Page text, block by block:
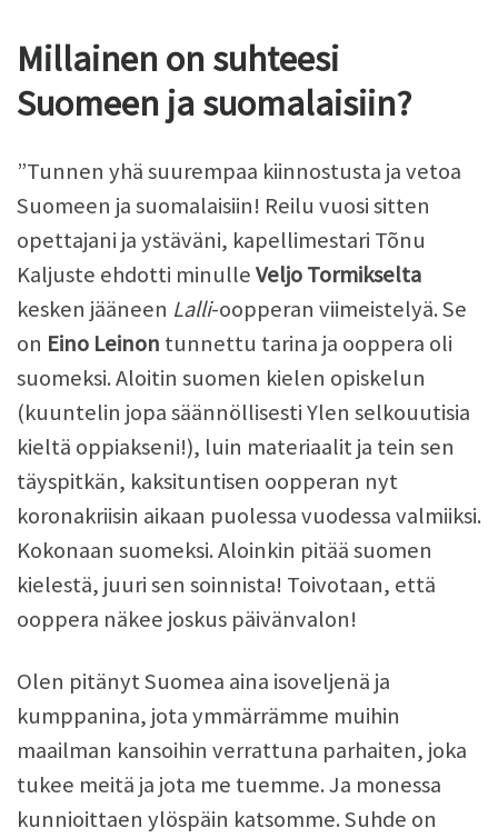
Millainen on suhteesi
Suomeen ja suomalaisiin?
”Tunnen yhä suurempaa kiinnostusta ja vetoa
Suomeen ja suomalaisiin! Reilu vuosi sitten
opettajani ja ystäväni, kapellimestari Tõnu
Kaljuste ehdotti minulleVeljo Tormikselta
kesken jääneen Lalli-oopperan viimeistelyä. Se
on Eino Leinon tunnettu tarina ja ooppera oli
suomeksi. Aloitin suomen kielen opiskelun
(kuuntelin jopa säännöllisesti Ylen selkouutisia
kieltä oppiakseni!), luin materiaalit ja tein sen
täyspitkän, kaksituntisen oopperan nyt
koronakriisin aikaan puolessa vuodessa valmiiksi.
Kokonaan suomeksi. Aloinkin pitää suomen
kielestä, juuri sen soinnista! Toivotaan, että
ooppera näkee joskus päivänvalon!
Olen pitänyt Suomea aina isoveljenä ja
kumppanina, jota ymmärrämme muihin
maailman kansoihin verrattuna parhaiten, joka
tukee meitä ja jota me tuemme. Ja monessa
kunnioittaen ylöspäin katsomme. Suhde on